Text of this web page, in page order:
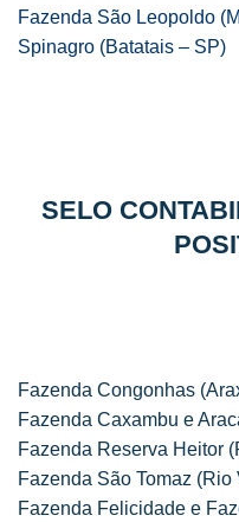
Fazenda São Leopoldo
Spinagro (Batatais – SP)
SELO
Fazenda Congonhas
Fazenda Caxambu e
Fazenda Reserva Heitor
Fazenda São Tomaz (Rio
Fazenda Felicidade e